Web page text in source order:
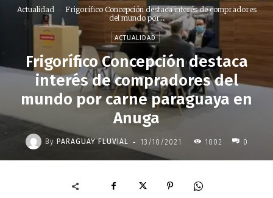
Actualidad
Frigorífico Concepción destaca interés de compradores
del mundo por...
ACTUALIDAD
Frigorífico Concepción destaca
interés de compradores del
mundo por carne paraguaya en
Anuga
By PARAGUAY FLUVIAL - 13/10/2021 1002 0